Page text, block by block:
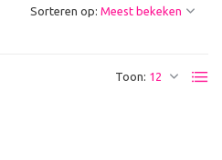
Toon:
Sorteren op: